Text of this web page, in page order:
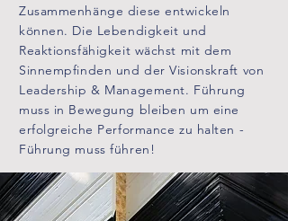
Zusammenhänge diese entwickeln
können. Die Lebendigkeit und
Reaktionsfähigkeit wächst mit dem
Sinnempfinden und der Visionskraft von
Leadership & Management. Führung
muss in Bewegung bleiben um eine
erfolgreiche Performance zu halten -
Führung muss führen!